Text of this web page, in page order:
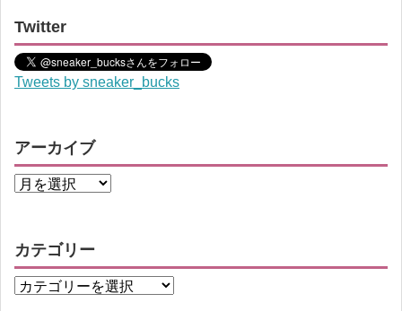
Twitter
Tweets by sneaker_bucks
アーカイブ
カテゴリー